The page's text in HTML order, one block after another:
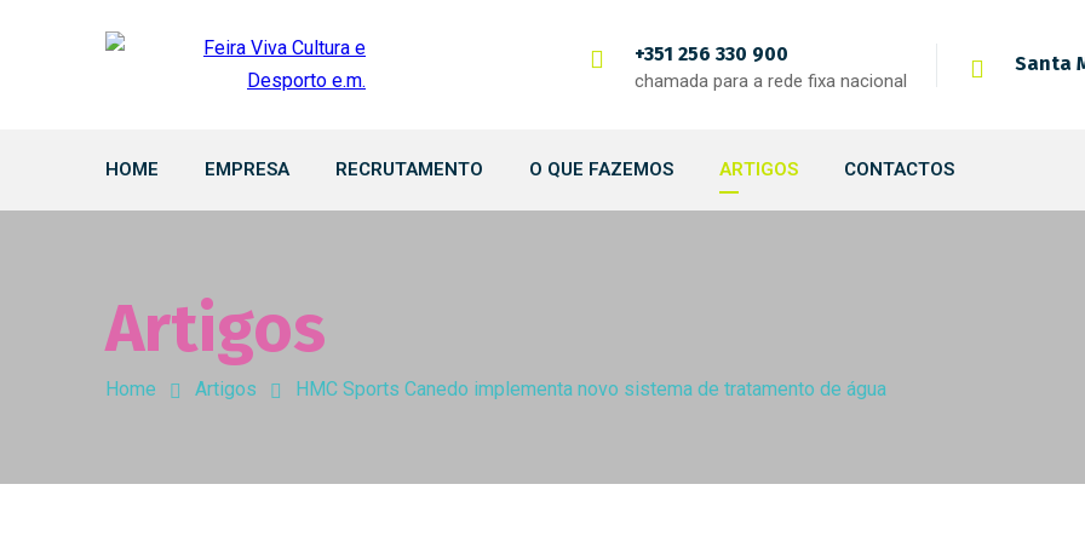
+351 256 330 900
chamada para a rede fixa nacional
Santa
HOME EMPRESA RECRUTAMENTO O QUE FAZEMOS ARTIGOS CONTACTOS
Artigos
Home Artigos HMC Sports Canedo implementa novo sistema de tratamento de água